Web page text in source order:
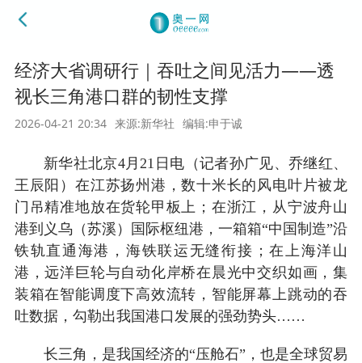
经济大省调研行｜吞吐之间见活力——透
视长三角港口群的韧性支撑
2026-04-21 20:34 来源:新华社 编辑:申于诚
新华社北京4月21日电（记者孙广见、乔继红、
王辰阳）在江苏扬州港，数十米长的风电叶片被龙
门吊精准地放在货轮甲板上；在浙江，从宁波舟山
港到义乌（苏溪）国际枢纽港，一箱箱“中国制造”沿
铁轨直通海港，海铁联运无缝衔接；在上海洋山
港，远洋巨轮与自动化岸桥在晨光中交织如画，集
装箱在智能调度下高效流转，智能屏幕上跳动的吞
吐数据，勾勒出我国港口发展的强劲势头……
长三角，是我国经济的“压舱石”，也是全球贸易